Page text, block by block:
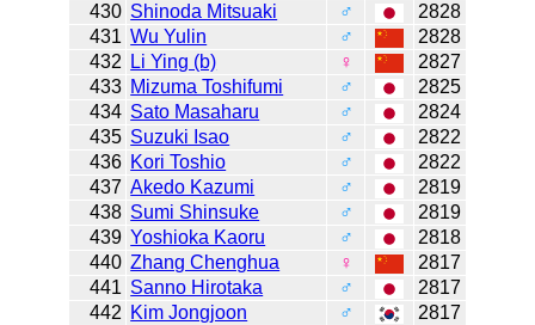
430 Shinoda Mitsuaki ♂
2828
431 Wu Yulin ♂
2828
432
Li Ying (b) ♀
2827
433 Mizuma Toshifumi ♂
2825
434 Sato Masaharu ♂
2824
435 Suzuki Isao ♂
2822
436 Kori Toshio ♂
2822
437 Akedo Kazumi ♂
2819
438 Sumi Shinsuke ♂
2819
439 Yoshioka Kaoru ♂
2818
440 Zhang Chenghua ♀
2817
441 Sanno Hirotaka ♂
2817
442 Kim Jongjoon ♂
2817